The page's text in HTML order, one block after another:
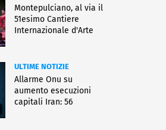
Montepulciano, al via il
51esimo Cantiere
Internazionale d'Arte
ULTIME NOTIZIE
Allarme Onu su
aumento esecuzioni
capitali Iran: 56